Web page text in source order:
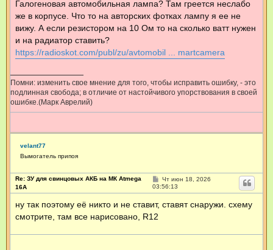
щ
е
и
Галогеновая автомобильная лампа? Там греется неслабо
же в корпусе. Что то на авторских фотках лампу я ее не
вижу. А если резистором на 10 Ом то на сколько ватт нужен
и на радиатор ставить?
https://radioskot.com/publ/zu/avtomobil ... martcamera
Помни: изменить свое мнение для того, чтобы исправить ошибку, - это
подлинная свобода; в отличие от настойчивого упорствования в своей
ошибке.(Марк Аврелий)
velant77
Вымогатель припоя
Re: ЗУ для свинцовых АКБ на МК Atmega
16А
С
о
о
щ
е
Чт июн 18, 2026
03:56:13
ну так поэтому её никто и не ставит, ставят снаружи. схему
смотрите, там все нарисовано, R12